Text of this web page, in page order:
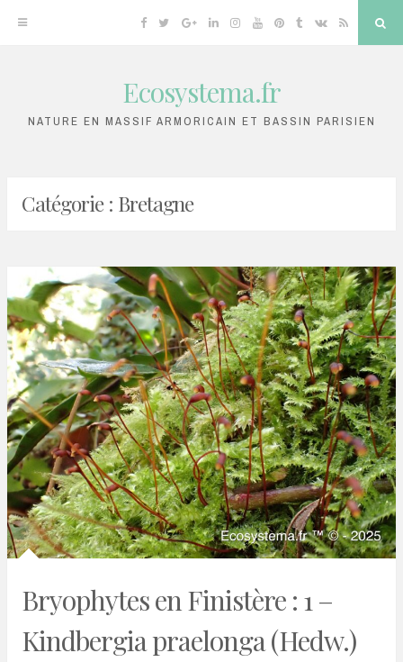
Facebook
TwitterGoogleLinkedinInstagram
YouTubePinterest
TumblrVK RSS
Ecosystema.fr
NATURE EN MASSIF ARMORICAIN ET BASSIN PARISIEN
Catégorie : Bretagne
Bryophytes en Finistère : 1 –
Kindbergia praelonga (Hedw.)